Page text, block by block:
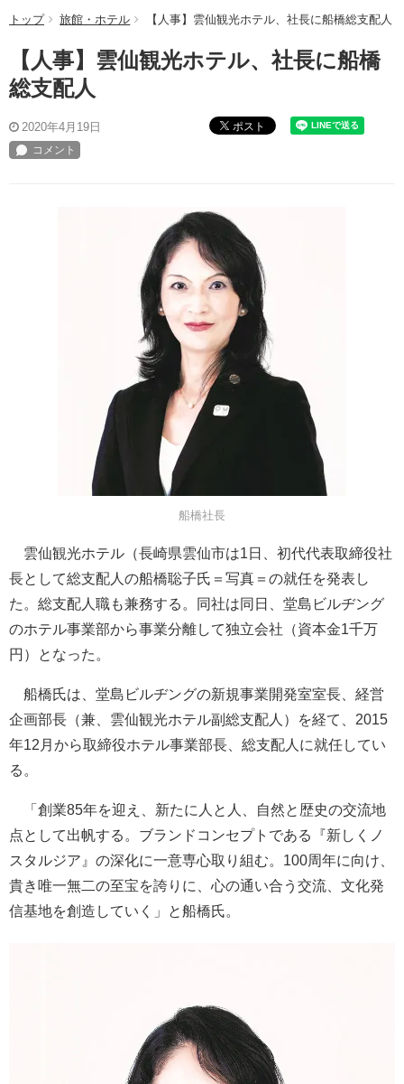
トップ 旅館・ホテル 【人事】雲仙観光ホテル、社長に船橋総支配人
【人事】雲仙観光ホテル、社長に船橋
総支配人
2020年4月19日 ポスト
船橋社長
雲仙観光ホテル（長崎県雲仙市は1日、初代代表取締役社
長として総支配人の船橋聡子氏＝写真＝の就任を発表し
た。総支配人職も兼務する。同社は同日、堂島ビルヂング
のホテル事業部から事業分離して独立会社（資本金1千万
円）となった。
船橋氏は、堂島ビルヂングの新規事業開発室室長、経営
企画部長（兼、雲仙観光ホテル副総支配人）を経て、2015
年12月から取締役ホテル事業部長、総支配人に就任してい
る。
「創業85年を迎え、新たに人と人、自然と歴史の交流地
点として出帆する。ブランドコンセプトである『新しくノ
スタルジア』の深化に一意専心取り組む。100周年に向け、
貴き唯一無二の至宝を誇りに、心の通い合う交流、文化発
信基地を創造していく」と船橋氏。